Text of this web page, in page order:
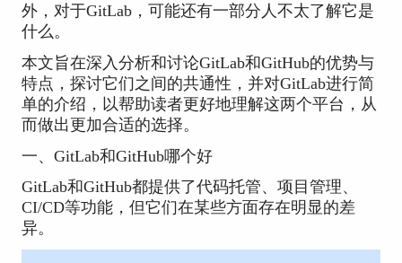
外，对于GitLab，可能还有一部分人不太了解它是
什么。
本文旨在深入分析和讨论GitLab和GitHub的优势与
特点，探讨它们之间的共通性，并对GitLab进行简
单的介绍，以帮助读者更好地理解这两个平台，从
而做出更加合适的选择。
一、GitLab和GitHub哪个好
GitLab和GitHub都提供了代码托管、项目管理、
CI/CD等功能，但它们在某些方面存在明显的差
异。